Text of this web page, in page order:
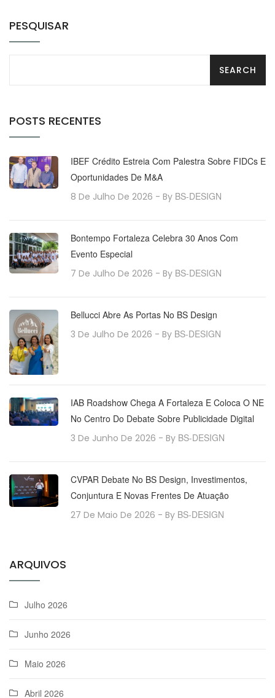
PESQUISAR
POSTS RECENTES
IBEF Crédito Estreia Com Palestra Sobre FIDCs E
Oportunidades De M&A
8 De Julho De 2026 - By BS-DESIGN
Bontempo Fortaleza Celebra 30 Anos Com
Evento Especial
7 De Julho De 2026 - By BS-DESIGN
Bellucci Abre As Portas No BS Design
3 De Julho De 2026 - By BS-DESIGN
IAB Roadshow Chega A Fortaleza E Coloca O NE
No Centro Do Debate Sobre Publicidade Digital
3 De Junho De 2026 - By BS-DESIGN
CVPAR Debate No BS Design, Investimentos,
Conjuntura E Novas Frentes De Atuação
27 De Maio De 2026 - By BS-DESIGN
ARQUIVOS
Julho 2026
Junho 2026
Maio 2026
Abril 2026